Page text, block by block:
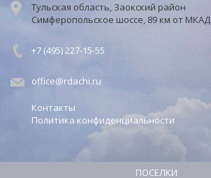
ПОСЕЛКИ
Тульская область, Заокский район
Симферопольское шоссе, 89 км от МКАД
+7 (495) 227-15-55
office@rdachi.ru
Контакты
Политика конфиденциальности